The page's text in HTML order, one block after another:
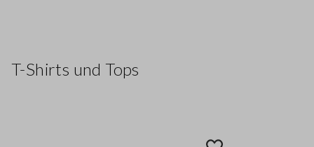
T-Shirts und Tops